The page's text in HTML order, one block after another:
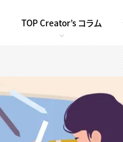
TOP Creator’s コラム